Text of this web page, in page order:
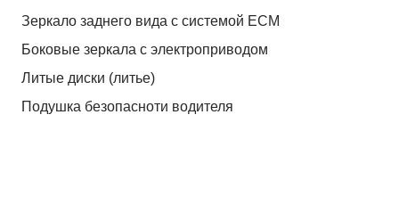
Зеркало заднего вида с системой ЕСМ
Боковые зеркала с электроприводом
Литые диски (литье)
Подушка безопасноти водителя